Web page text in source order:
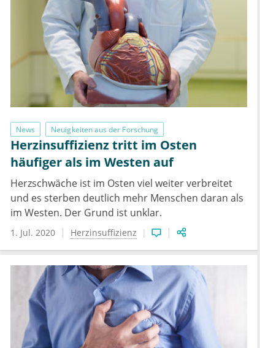
News Neuigkeiten aus der Forschung
Herzinsuffizienz tritt im Osten
häufiger als im Westen auf
Herzschwäche ist im Osten viel weiter verbreitet
und es sterben deutlich mehr Menschen daran als
im Westen. Der Grund ist unklar.
1. Jul. 2020 Herzinsuffizienz